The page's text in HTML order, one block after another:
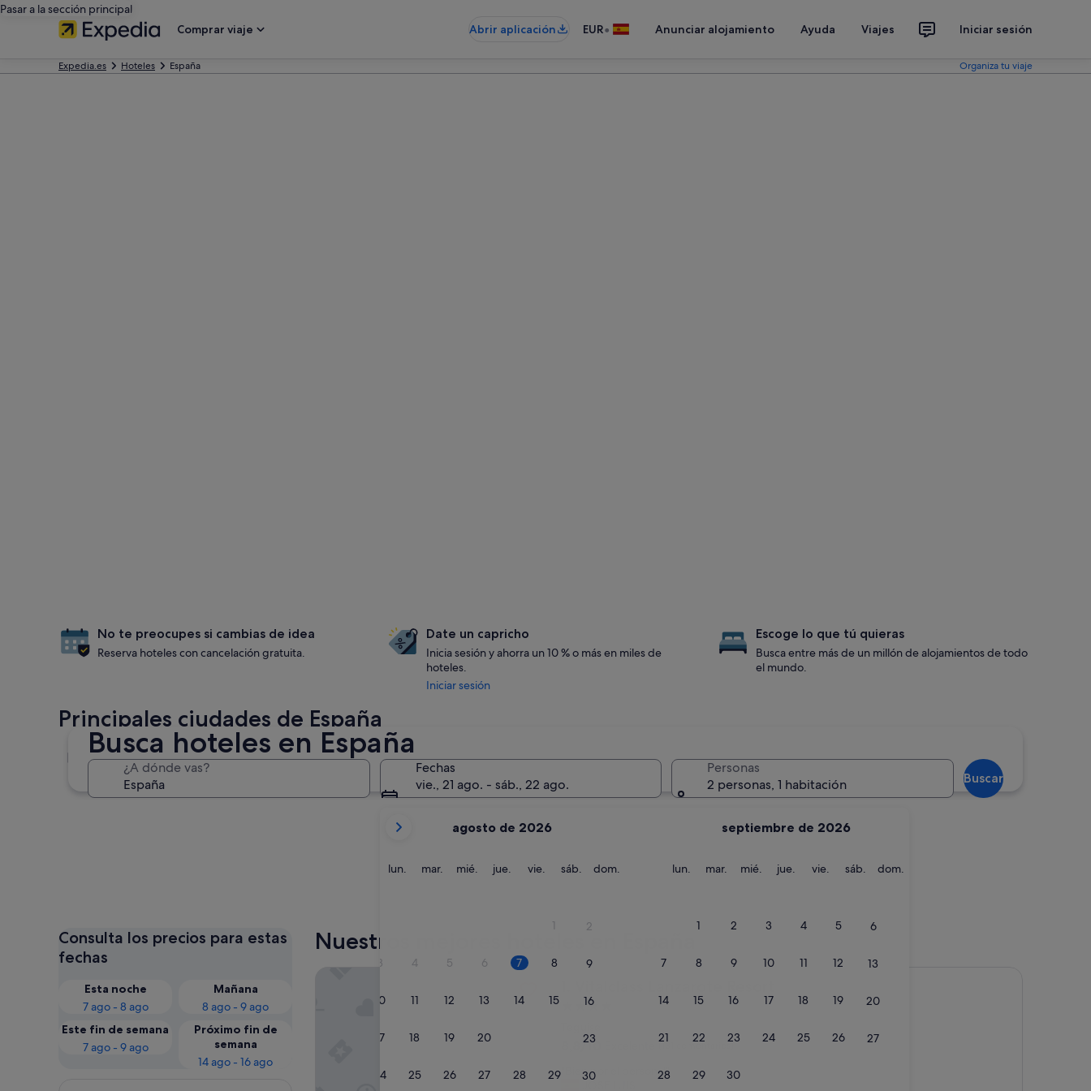
Pasar a la sección principal
Comprar viaje
Abrir aplicación EUR• Anunciar alojamiento Ayuda Viajes Iniciar sesión
Expedia.es Hoteles España Organiza tu viaje
Busca hoteles en España
¿A dónde vas?
Fechas
vie., 21 ago. - sáb., 22 ago.
meses
son
y
September
de
agosto de 2026
lun. lunesmar. martes
mié. miércoles
jue. jueves
vie. viernes
sáb. sábado
dom.
1 2
3 4 5 6 7 8 9
10 11 12 13 14 15 16
17 18 19 20 23
24 25 26 27 28 29 30
septiembre de 2026
lun. lunesmar. martes
mié. miércoles
jue. jueves
vie. viernes
sáb. sábado
dom.
1 2 3 4 5 6
7 8 9 10 11 12 13
14 15 16 17 18 19 20
21 22 23 24 25 26 27
28 29 30
Personas
2 personas, 1 habitación
Buscar
No te preocupes si cambias de idea
Reserva hoteles con cancelación gratuita.
Date un capricho
Inicia sesión y ahorra un 10 % o más en miles de
hoteles.
Iniciar sesión
Escoge lo que tú quieras
Busca entre más de un millón de alojamientos de todo
el mundo.
Principales ciudades de España
Madrid Barcelona
Sevilla
Consulta los precios para estas
fechas
Esta noche
7 ago - 8 ago
Mañana
8 ago - 9 ago
Este fin de semana
7 ago - 9 ago
Próximo fin de
semana
14 ago - 16 ago
Nuestros mejores hoteles en España
Alojamiento
4.0 estrellas
10,
8,8/10 (131 comentarios)
""Bien por el personal"